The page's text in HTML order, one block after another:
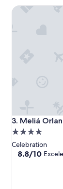
i
3. Meliá
Meliá
Propiedad
de
4.0
Celebration
8.8
8.8/10
Meliá Orlando